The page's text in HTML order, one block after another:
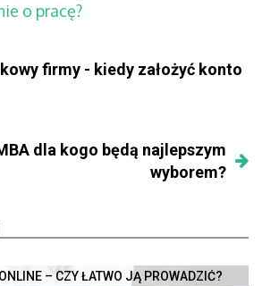
o pracę?
firmy - kiedy założyć konto
dla kogo będą najlepszym
wyborem?
– CZY ŁATWO JĄ PROWADZIĆ?